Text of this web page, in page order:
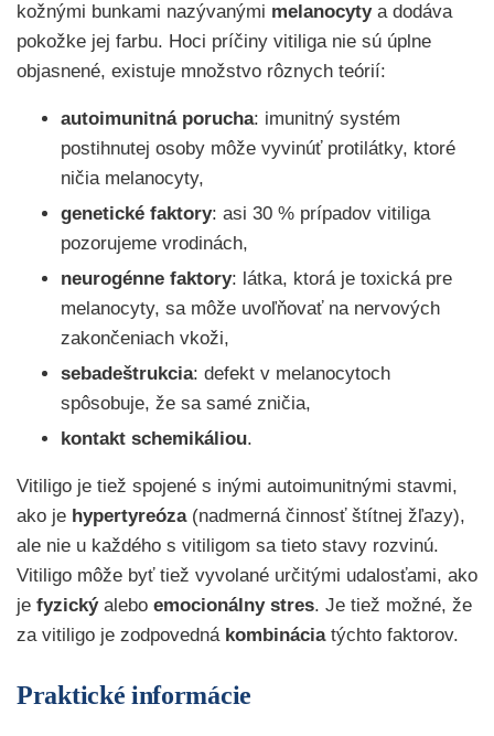
kožnými bunkami nazývanými melanocytya dodáva
pokožke jej farbu. Hoci príčiny vitiliga nie sú úplne
objasnené, existuje množstvo rôznych teórií:
autoimunitná porucha: imunitný systém
postihnutej osoby môže vyvinúť protilátky, ktoré
ničia melanocyty,
genetické faktory: asi 30 % prípadov vitiliga
pozorujeme vrodinách,
neurogénne faktory: látka, ktorá je toxická pre
melanocyty, sa môže uvoľňovať na nervových
zakončeniach vkoži,
sebadeštrukcia: defekt v melanocytoch
spôsobuje, že sa samé zničia,
kontakt schemikáliou.
Vitiligo je tiež spojené s inými autoimunitnými stavmi,
ako je hypertyreóza(nadmerná činnosť štítnej žľazy),
ale nie u každého s vitiligom sa tieto stavy rozvinú.
Vitiligo môže byť tiež vyvolané určitými udalosťami, ako
je fyzickýalebo emocionálny stres. Je tiež možné, že
za vitiligo je zodpovedná kombináciatýchto faktorov.
Praktické informácie